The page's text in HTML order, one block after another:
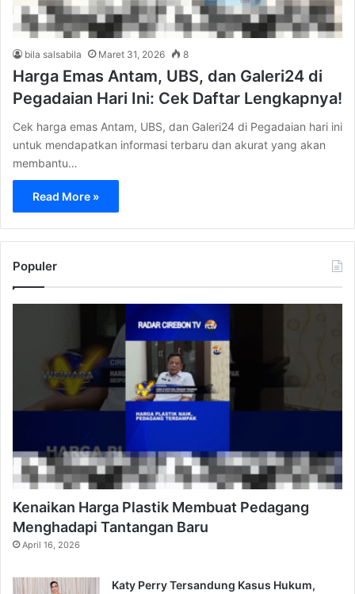
bila salsabila Maret 31, 2026 8
Harga Emas Antam, UBS, dan Galeri24 di
Pegadaian Hari Ini: Cek Daftar Lengkapnya!
Cek harga emas Antam, UBS, dan Galeri24 di Pegadaian hari ini
untuk mendapatkan informasi terbaru dan akurat yang akan
membantu…
Read More »
Populer
Kenaikan Harga Plastik Membuat Pedagang
Menghadapi Tantangan Baru
April 16, 2026
Katy Perry Tersandung Kasus Hukum,